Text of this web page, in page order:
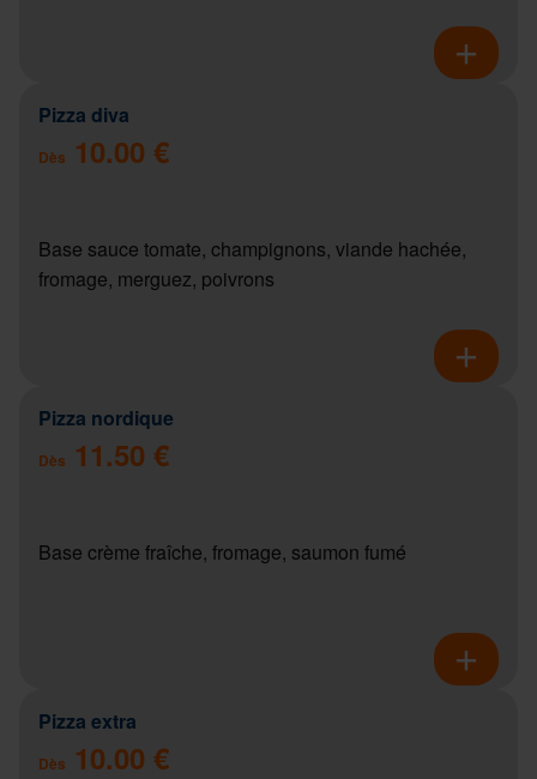
Pizza diva
Dès 10.00 €
Base sauce tomate, champignons, viande hachée,
fromage, merguez, poivrons
Pizza nordique
Dès 11.50 €
Base crème fraîche, fromage, saumon fumé
Pizza extra
Dès 10.00 €